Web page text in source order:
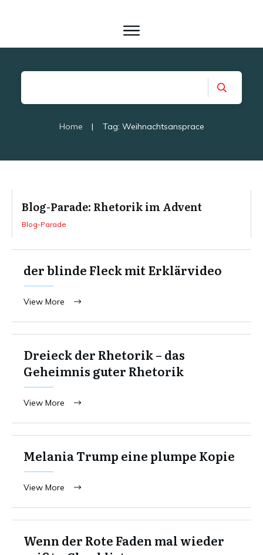
Home | Tag: Weihnachtsansprace
Blog-Parade: Rhetorik im Advent
Blog-Parade
der blinde Fleck mit Erklärvideo
View More
Dreieck der Rhetorik – das
Geheimnis guter Rhetorik
View More
Melania Trump eine plumpe Kopie
View More
Wenn der Rote Faden mal wieder